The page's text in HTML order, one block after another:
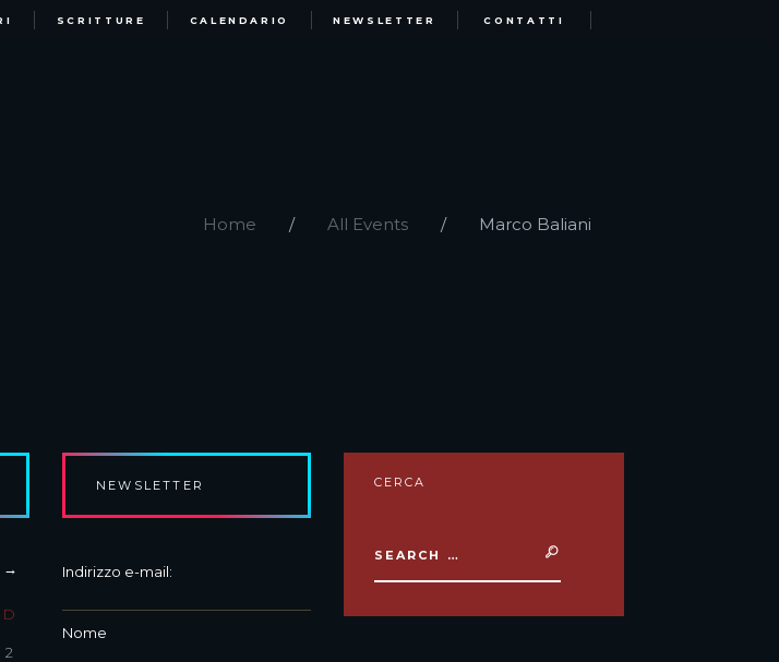
SCRITTURE CALENDARIO NEWSLETTER CONTATTI
Home All Events Marco Baliani
D
2
NEWSLETTER
Indirizzo e-mail:
Nome
CERCA